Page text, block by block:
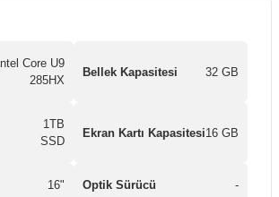
Intel Core U9
285HX
Bellek Kapasitesi 32 GB
1TB
SSD
Ekran Kartı Kapasitesi16 GB
16" Optik Sürücü -